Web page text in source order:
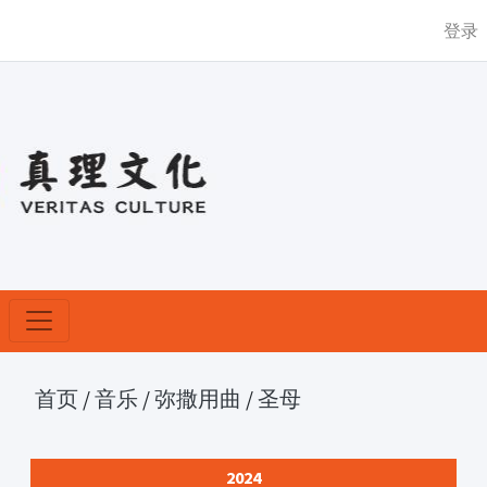
登录
首页 /音乐 /弥撒用曲 /圣母
2024